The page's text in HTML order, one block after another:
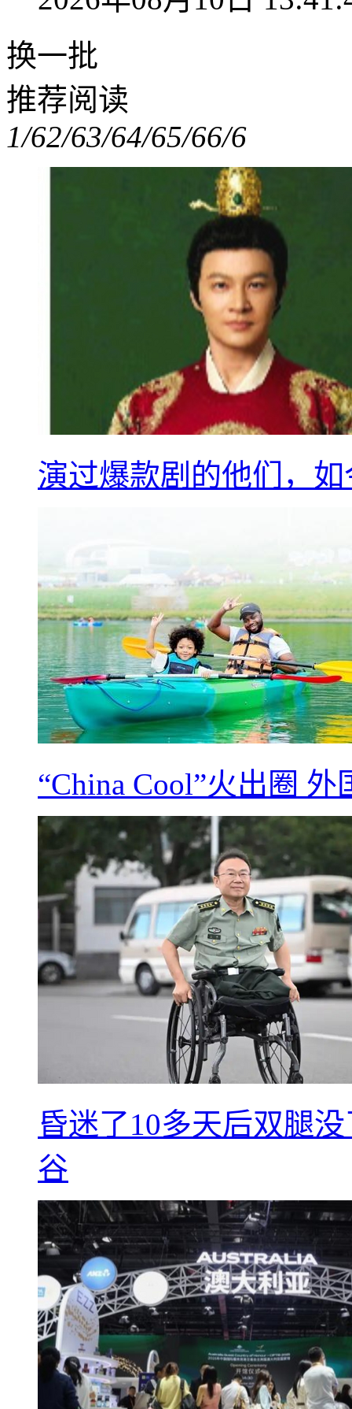
换一批
推荐阅读
1/62/63/64/65/66/6
演过爆款剧的他们，
“China Cool”火出圈
昏迷了10多天后双腿
谷